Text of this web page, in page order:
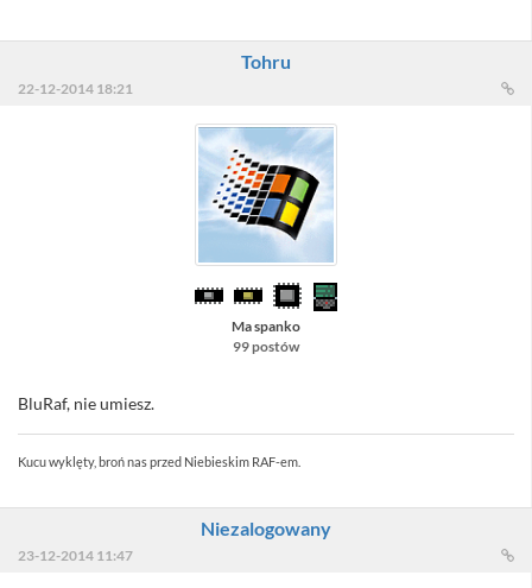
Tohru
22-12-2014 18:21
Ma spanko
99 postów
BluRaf, nie umiesz.
Kucu wyklęty, broń nas przed Niebieskim RAF-em.
Niezalogowany
23-12-2014 11:47